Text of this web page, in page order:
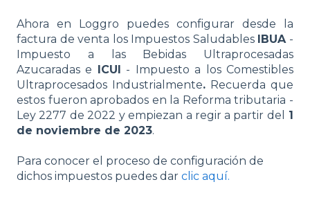
Ahora en Loggro puedes configurar desde la
factura de venta los Impuestos Saludables IBUA-
Impuesto a las Bebidas Ultraprocesadas
Azucaradas e ICUI - Impuesto a los Comestibles
Ultraprocesados Industrialmente. Recuerda que
estos fueron aprobados en la Reforma tributaria -
Ley 2277 de 2022 y empiezan a regir a partir del
1
de noviembre de 2023.
Para conocer el proceso de configuración de
dichos impuestos puedes dar clic aquí.